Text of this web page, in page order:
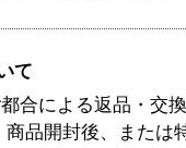
て
合による返品・交
商品開封後、または